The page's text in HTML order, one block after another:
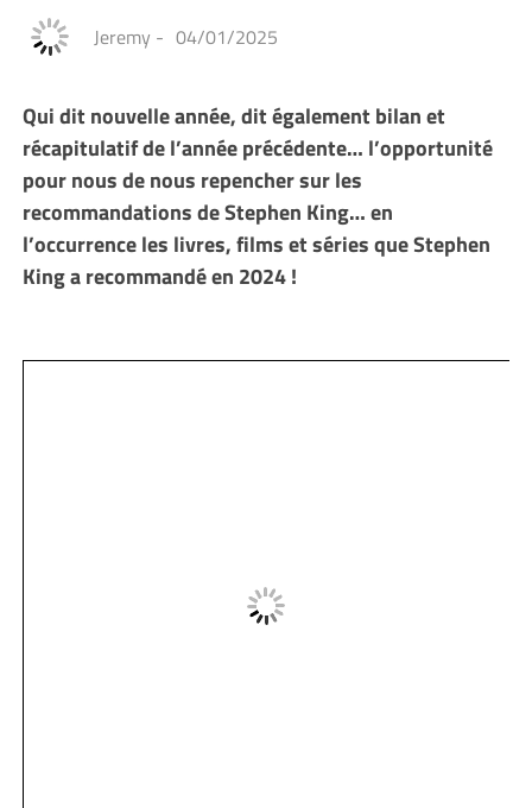
Jeremy - 04/01/2025
Qui dit nouvelle année, dit également bilan et
récapitulatif de l’année précédente… l’opportunité
pour nous de nous repencher sur les
recommandations de Stephen King… en
l’occurrence les livres, films et séries que Stephen
King a recommandé en 2024 !